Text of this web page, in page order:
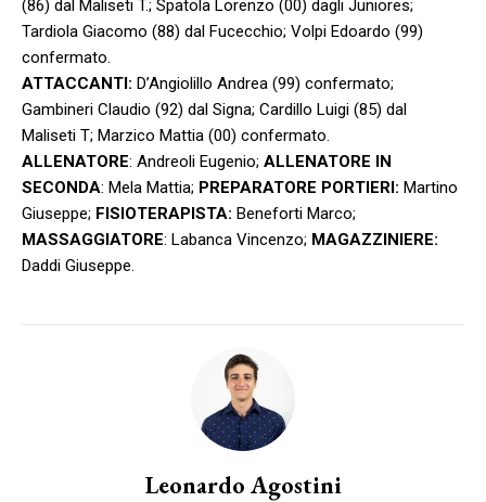
(86) dal Maliseti T.; Spatola Lorenzo (00) dagli Juniores;
Tardiola Giacomo (88) dal Fucecchio; Volpi Edoardo (99)
confermato.
ATTACCANTI: D’Angiolillo Andrea (99) confermato;
Gambineri Claudio (92) dal Signa; Cardillo Luigi (85) dal
Maliseti T; Marzico Mattia (00) confermato.
ALLENATORE: Andreoli Eugenio; ALLENATORE IN
SECONDA: Mela Mattia; PREPARATORE PORTIERI: Martino
Giuseppe; FISIOTERAPISTA: Beneforti Marco;
MASSAGGIATORE: Labanca Vincenzo; MAGAZZINIERE:
Daddi Giuseppe.
Leonardo Agostini